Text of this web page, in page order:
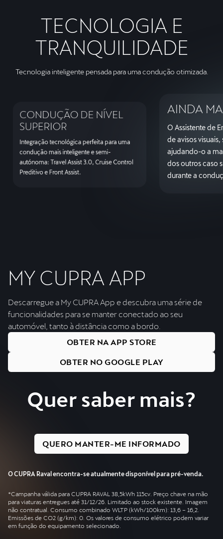
TECNOLOGIA E
TRANQUILIDADE
Tecnologia inteligente pensada para uma condução otimizada.
CONDUÇÃO DE NÍVEL
SUPERIOR
Integração tecnológica perfeita para uma
condução mais inteligente e semi-
autónoma: Travel Assist 3.0, Cruise Control
Preditivo e Front Assist.
AINDA
O Assistente de
de avisos
ajudando-o a
dos outros caso
durante a
MY CUPRA APP
Descarregue a My CUPRA App e descubra uma série de
funcionalidades para se manter conectado ao seu
automóvel, tanto à distância como a bordo.
OBTER NA APP STORE
OBTER NO GOOGLE PLAY
Quer saber mais?
QUERO MANTER-ME INFORMADO
O CUPRA Raval encontra-se atualmente disponível para pré-venda.
*Campanha válida para CUPRA RAVAL 38,5kWh 115cv. Preço chave na mão
para viaturas entregues até 31/12/26. Limitado ao stock existente. Imagem
não contratual. Consumo combinado WLTP (kWh/100km): 13,6 – 16,2.
Emissões de CO2 (g/km): 0. Os valores de consumo elétrico podem variar
em função do equipamento selecionado.